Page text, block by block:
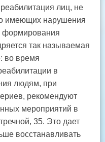
лиц, не
имеющих нарушения
формирования
так называемая
во время
в
людям, при
рекомендуют
мероприятий в
35. Это дает
восстанавливать